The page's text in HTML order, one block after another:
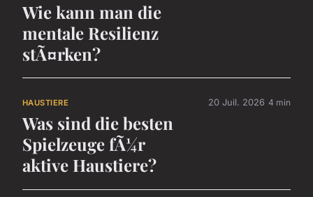
Wie kann man die
mentale Resilienz
stÃ¤rken?
HAUSTIERE
Was sind die besten
Spielzeuge fÃ¼r
aktive Haustiere?
20 Juil. 2026 4 min